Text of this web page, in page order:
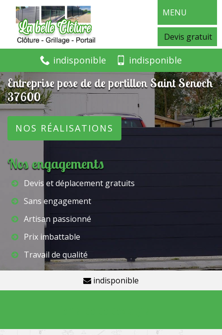
MENU
Devis gratuit
indisponible indisponible
Entreprise pose de de portillon Saint Senoch
37600
NOS RÉALISATIONS
Nos engagements
Devis et déplacement gratuits
Sans engagement
Artisan passionné
Prix imbattable
Travail de qualité
indisponible